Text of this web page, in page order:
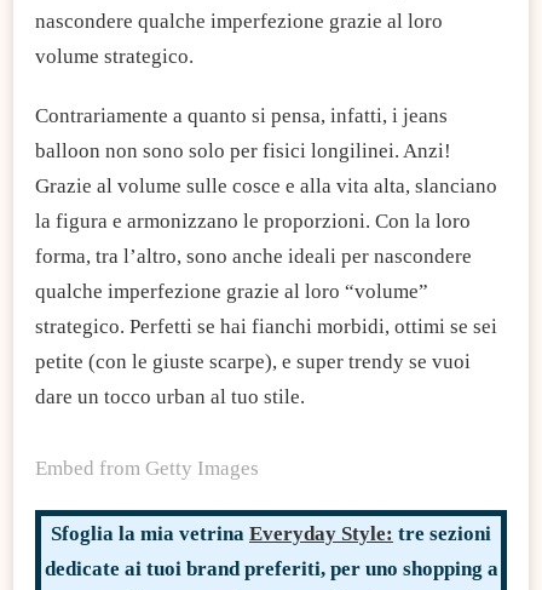
nascondere qualche imperfezione grazie al loro
volume strategico.
Contrariamente a quanto si pensa, infatti, i jeans
balloon non sono solo per fisici longilinei. Anzi!
Grazie al volume sulle cosce e alla vita alta, slanciano
la figura e armonizzano le proporzioni. Con la loro
forma, tra l’altro, sono anche ideali per nascondere
qualche imperfezione grazie al loro “volume”
strategico. Perfetti se hai fianchi morbidi, ottimi se sei
petite (con le giuste scarpe), e super trendy se vuoi
dare un tocco urban al tuo stile.
Embed from Getty Images
Sfoglia la mia vetrina Everyday Style: tre sezioni
dedicate ai tuoi brand preferiti, per uno shopping a